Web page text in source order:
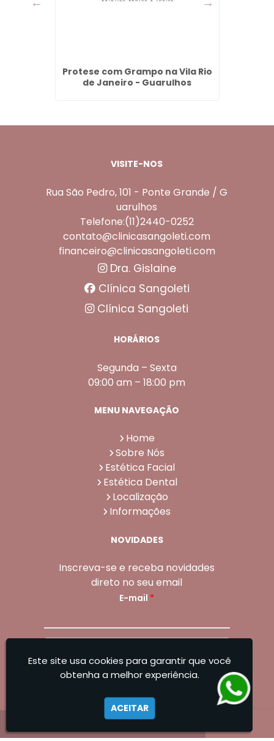
Protese com Grampo na Vila Rio
de Janeiro - Guarulhos
VISITE-NOS
Rua São Pedro, 101 - Ponte Grande / G
uarulhos
Telefone:(11)2440-0252
contato@clinicasangoleti.com
financeiro@clinicasangoleti.com
Dra. Gislaine
Clínica Sangoleti
Clínica Sangoleti
HORÁRIOS
Segunda – Sexta
09:00 am – 18:00 pm
MENU NAVEGAÇÃO
Home
Sobre Nós
Estética Facial
Estética Dental
Localização
Informações
NOVIDADES
Inscreva-se e receba novidades
direto no seu email
E-mail *
Sangoleti Odontologia - Estética Dental e
Este site usa cookies para garantir que você
obtenha a melhor experiência.
ACEITAR